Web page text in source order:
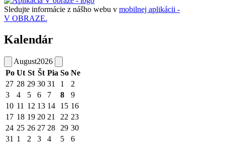
Sledujte informácie z nášho webu v mobilnej aplikácii -
V OBRAZE.
Kalendár
August2026
Po Ut St Št Pia So Ne
27 28 29 30 31 1
2
3
4 5 6 7 8
9
10 11 12 13 14 15 16
17 18 19 20 21 22 23
24 25 26 27 28 29 30
31 1 2 3 4 5 6